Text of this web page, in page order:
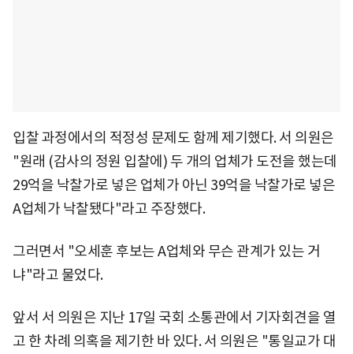
입찰 과정에서의 적정성 문제도 함께 제기했다. 서 의원은
"원래 (감사의 정원 입찰에) 두 개의 업체가 도전을 했는데
29억을 낙찰가로 넣은 업체가 아닌 39억을 낙찰가로 넣은
A업체가 낙찰됐다"라고 주장했다.
그러면서 "오세훈 후보는 A업체와 무슨 관계가 있는 거
냐"라고 물었다.
앞서 서 의원은 지난 17일 국회 소통관에서 기자회견을 열
고 한 차례 의혹을 제기한 바 있다. 서 의원은 "통일교가 대